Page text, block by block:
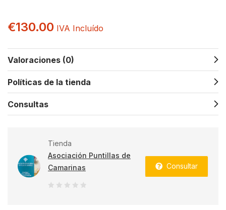
€130.00 IVA Incluído
Valoraciones (0)
Políticas de la tienda
Consultas
Tienda
Asociación Puntillas de
Camarinas
Consultar